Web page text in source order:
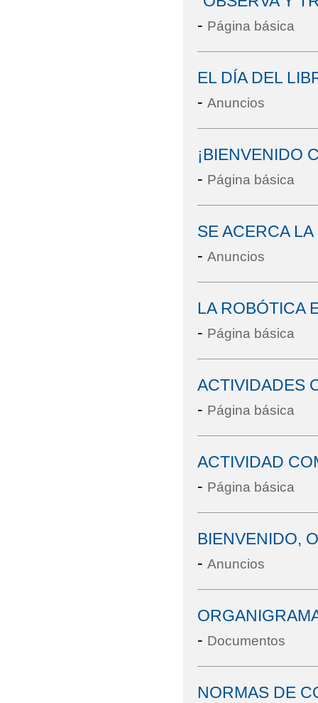
- Página básica
EL DÍA DEL
- Anuncios
¡BIENVENIDO
- Página básica
SE ACERCA
- Anuncios
LA ROBÓTICA
- Página básica
ACTIVIDADES
- Página básica
ACTIVIDAD
- Página básica
BIENVENIDO,
- Anuncios
- Documentos
NORMAS DE